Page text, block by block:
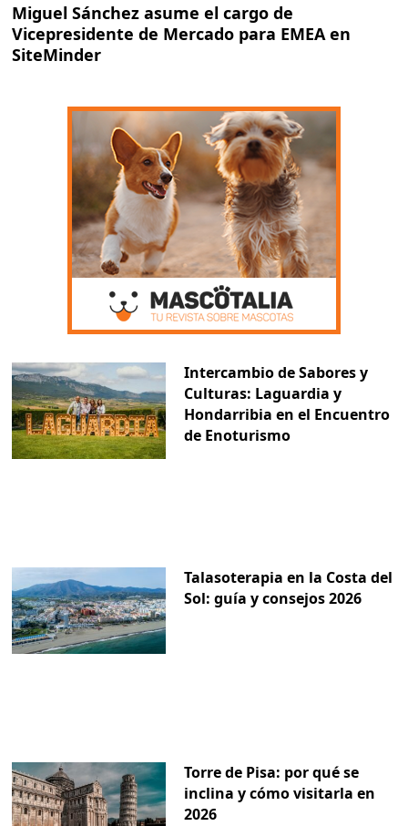
Miguel Sánchez asume el cargo de
Vicepresidente de Mercado para EMEA en
SiteMinder
Intercambio de Sabores y
Culturas: Laguardia y
Hondarribia en el Encuentro
de Enoturismo
Talasoterapia en la Costa del
Sol: guía y consejos 2026
Torre de Pisa: por qué se
inclina y cómo visitarla en
2026